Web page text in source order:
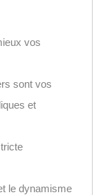
vos
sont vos
et
le dynamisme